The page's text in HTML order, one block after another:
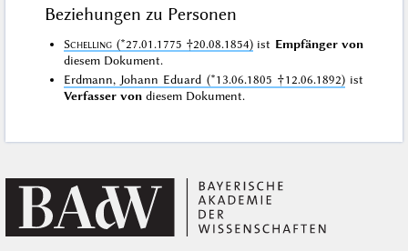
Beziehungen zu Personen
Schelling (*27.01.1775 †20.08.1854) ist Empfänger von
diesem Dokument.
Erdmann, Johann Eduard (*13.06.1805 †12.06.1892)ist
Verfasser von diesem Dokument.